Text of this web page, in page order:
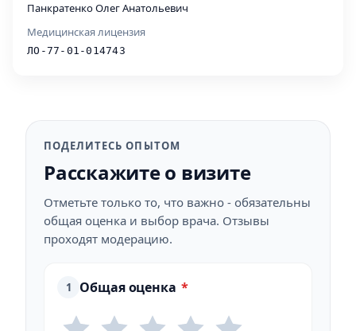
Панкратенко Олег Анатольевич
Медицинская лицензия
ЛО-77-01-014743
ПОДЕЛИТЕСЬ ОПЫТОМ
Расскажите о визите
Отметьте только то, что важно - обязательны
общая оценка и выбор врача. Отзывы
проходят модерацию.
1 Общая оценка *